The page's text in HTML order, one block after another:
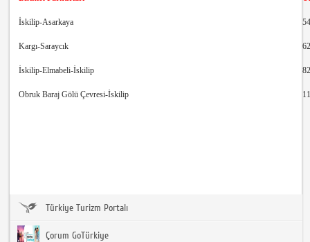
İskilip-Asarkaya
Kargı-Saraycık
İskilip-Elmabeli-İskilip
Obruk Baraj Gölü Çevresi-İskilip
Türkiye Turizm Portalı
Çorum GoTürkiye